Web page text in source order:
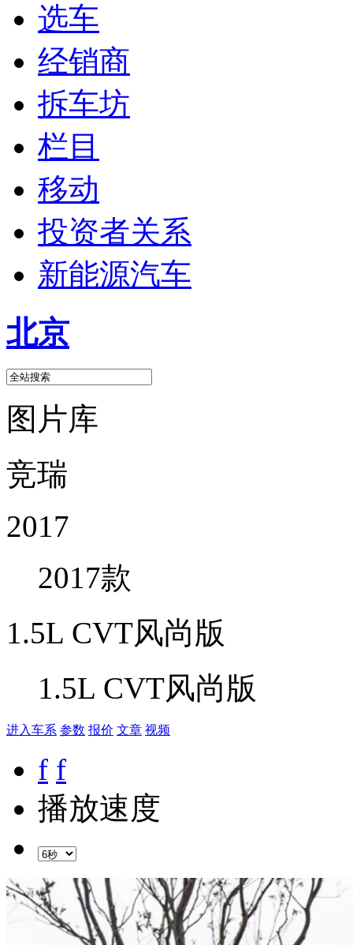
选车
经销商
拆车坊
栏目
移动
投资者关系
新能源汽车
北京
图片库
竞瑞
2017
2017款
1.5L CVT风尚版
1.5L CVT风尚版
进入车系 参数 报价 文章 视频
f f
播放速度